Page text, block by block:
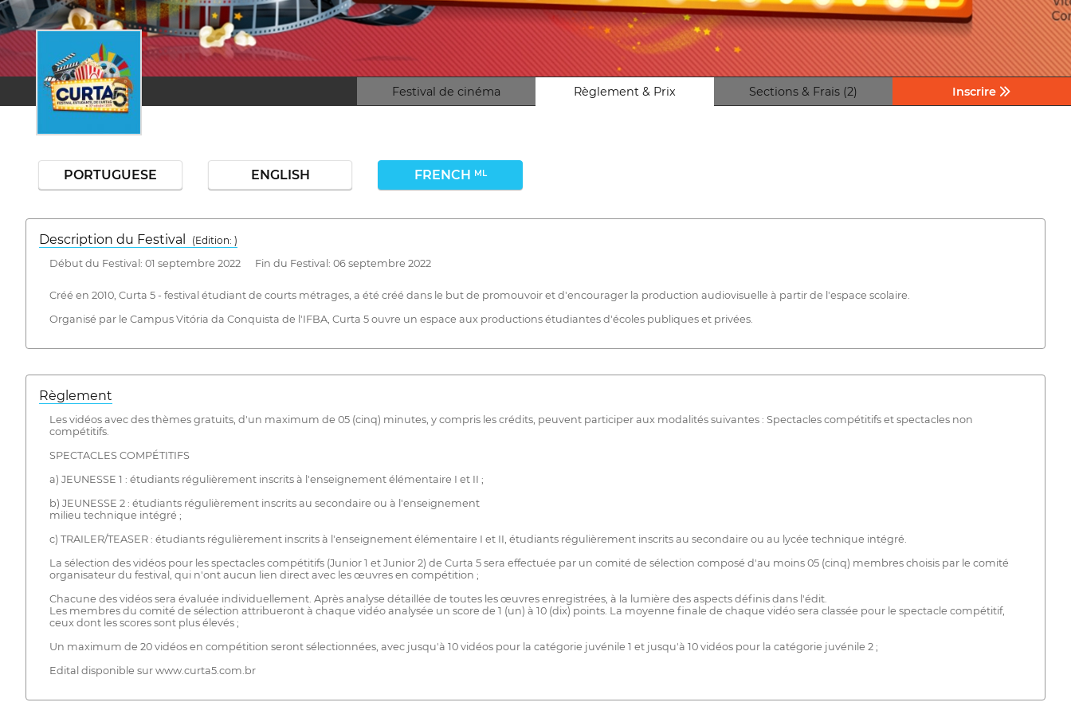
Festival de cinéma Règlement & Prix Sections & Frais (2) Inscrire
PORTUGUESE ENGLISH FRENCH ML
Description du Festival
( Edition: )
Début du Festival: 01 septembre 2022 Fin du Festival: 06 septembre 2022
Créé en 2010, Curta 5 - festival étudiant de courts métrages, a été créé dans le but de promouvoir et d'encourager la production audiovisuelle à partir de l'espace scolaire.
Organisé par le Campus Vitória da Conquista de l'IFBA, Curta 5 ouvre un espace aux productions étudiantes d'écoles publiques et privées.
Règlement
Les vidéos avec des thèmes gratuits, d'un maximum de 05 (cinq) minutes, y compris les crédits, peuvent participer aux modalités suivantes : Spectacles compétitifs et spectacles non
compétitifs.
SPECTACLES COMPÉTITIFS
a) JEUNESSE 1 : étudiants régulièrement inscrits à l'enseignement élémentaire I et II ;
b) JEUNESSE 2 : étudiants régulièrement inscrits au secondaire ou à l'enseignement
milieu technique intégré ;
c) TRAILER/TEASER : étudiants régulièrement inscrits à l'enseignement élémentaire I et II, étudiants régulièrement inscrits au secondaire ou au lycée technique intégré.
La sélection des vidéos pour les spectacles compétitifs (Junior 1 et Junior 2) de Curta 5 sera effectuée par un comité de sélection composé d'au moins 05 (cinq) membres choisis par le comité
organisateur du festival, qui n'ont aucun lien direct avec les œuvres en compétition ;
Chacune des vidéos sera évaluée individuellement. Après analyse détaillée de toutes les œuvres enregistrées, à la lumière des aspects définis dans l'édit.
Les membres du comité de sélection attribueront à chaque vidéo analysée un score de 1 (un) à 10 (dix) points. La moyenne finale de chaque vidéo sera classée pour le spectacle compétitif,
ceux dont les scores sont plus élevés ;
Un maximum de 20 vidéos en compétition seront sélectionnées, avec jusqu'à 10 vidéos pour la catégorie juvénile 1 et jusqu'à 10 vidéos pour la catégorie juvénile 2 ;
Edital disponible sur www.curta5.com.br